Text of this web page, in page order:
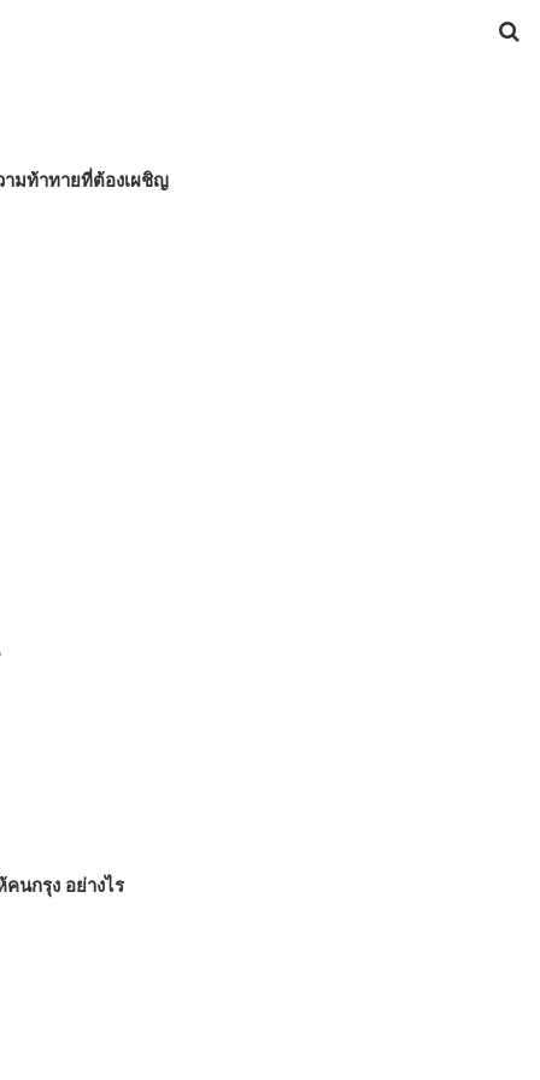
ามท้าทายที่ต้องเผชิญ
นกรุง อย่างไร